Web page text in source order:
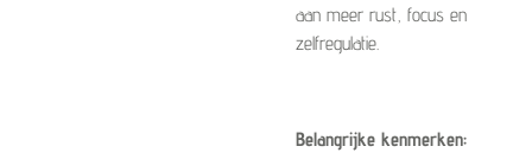
aan meer rust, focus en
zelfregulatie.
Belangrijke kenmerken: